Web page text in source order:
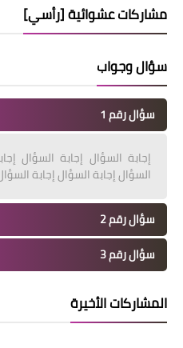
مشاركات عشوائية [رأسي]
سؤال وجواب
سؤال رقم 1
إجابة السؤال إجابة السؤال
السؤال إجابة السؤال إجابة
سؤال رقم 2
سؤال رقم 3
المشاركات الأخيرة